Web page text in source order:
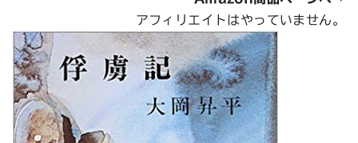
アフィリエイトはやっていません。